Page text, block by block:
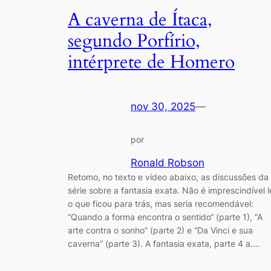
A caverna de Ítaca,
segundo Porfírio,
intérprete de Homero
nov 30, 2025—
por
Ronald Robson
Retomo, no texto e vídeo abaixo, as discussões da
série sobre a fantasia exata. Não é imprescindível
o que ficou para trás, mas seria recomendável:
“Quando a forma encontra o sentido“ (parte 1), “A
arte contra o sonho” (parte 2) e “Da Vinci e sua
caverna” (parte 3). A fantasia exata, parte 4 a.…